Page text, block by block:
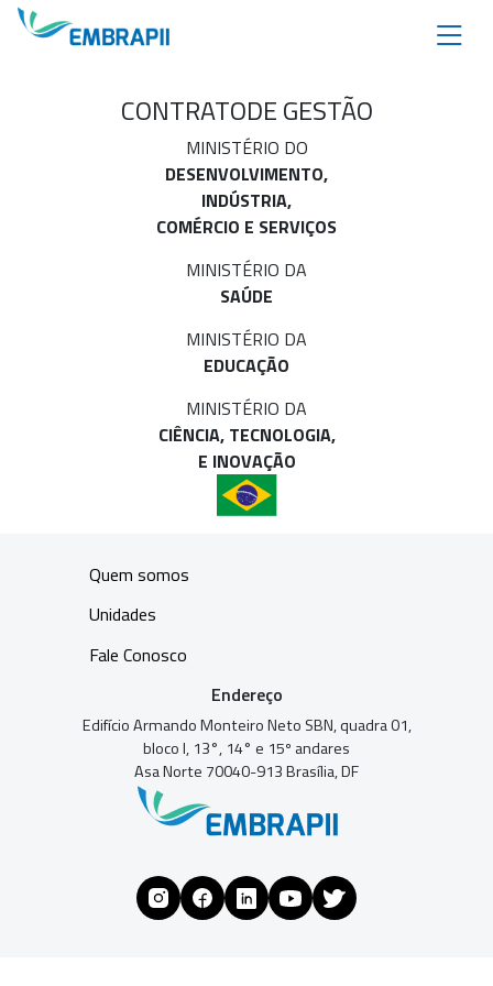
CONTRATODE GESTÃO
MINISTÉRIO DO
DESENVOLVIMENTO,
INDÚSTRIA,
COMÉRCIO E SERVIÇOS
MINISTÉRIO DA
SAÚDE
MINISTÉRIO DA
EDUCAÇÃO
MINISTÉRIO DA
CIÊNCIA, TECNOLOGIA,
E INOVAÇÃO
Quem somos
Unidades
Fale Conosco
Endereço
Edifício Armando Monteiro Neto SBN, quadra 01,
bloco I, 13°, 14° e 15º andares
Asa Norte 70040-913 Brasília, DF